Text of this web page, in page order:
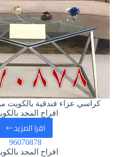
كراسي عزاء فندقية بالكويت
افراح المجد
اقرا المزيدكراسي
عزاء
96070878
افراح المجد